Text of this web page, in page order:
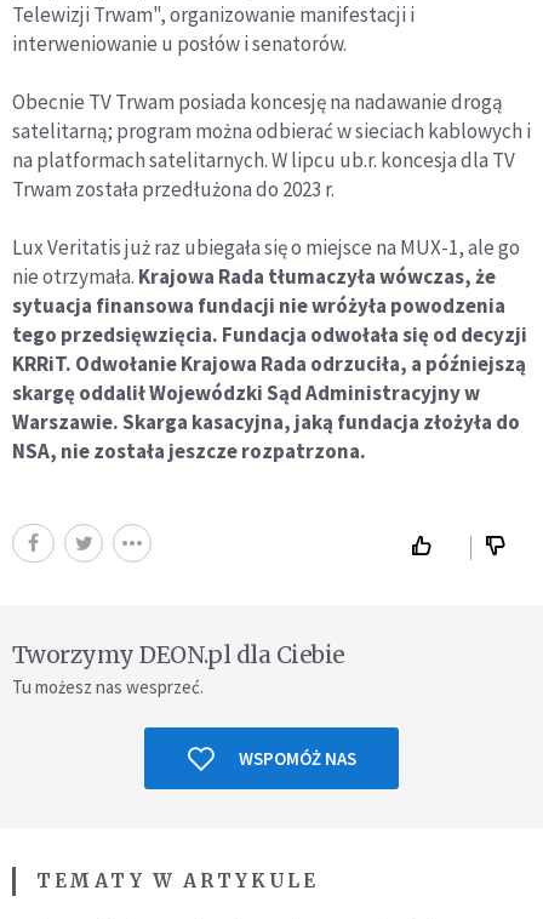
Telewizji Trwam", organizowanie manifestacji i
interweniowanie u posłów i senatorów.
Obecnie TV Trwam posiada koncesję na nadawanie drogą
satelitarną; program można odbierać w sieciach kablowych i
na platformach satelitarnych. W lipcu ub.r. koncesja dla TV
Trwam została przedłużona do 2023 r.
Lux Veritatis już raz ubiegała się o miejsce na MUX-1, ale go
nie otrzymała. Krajowa Rada tłumaczyła wówczas, że
sytuacja finansowa fundacji nie wróżyła powodzenia
tego przedsięwzięcia. Fundacja odwołała się od decyzji
KRRiT. Odwołanie Krajowa Rada odrzuciła, a późniejszą
skargę oddalił Wojewódzki Sąd Administracyjny w
Warszawie. Skarga kasacyjna, jaką fundacja złożyła do
NSA, nie została jeszcze rozpatrzona.
Tworzymy DEON.pl dla Ciebie
Tu możesz nas wesprzeć.
WSPOMÓŻ NAS
TEMATY W ARTYKULE